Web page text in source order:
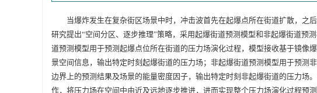
当爆炸发生在复杂街区场景中时，冲击波首先在起爆点所在街道扩散，之
研究提出“空间分区、逐步推理”策略，采用起爆街道预测模型和非起爆街道预
道预测模型用于预测起爆点位所在街道的压力场演化过程，模型接收基于镜像
景空间信息，输出特定时刻起爆街道的压力场；非起爆街道预测模型用于预测
边界上的预测结果及场景的能量密度因子，输出特定时刻非起爆街道的压力场
作，将压力场在空间中由近及远地逐步推进，进而实现整个压力场演化过程预